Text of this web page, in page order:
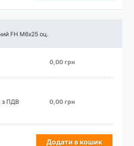
FH М6х25 оц.
0,00 грн
з ПДВ 0,00 грн
Додати в кошик